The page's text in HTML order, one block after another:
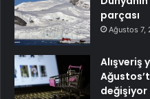
parçası
Ağustos 7,
Alışveriş
değişiyor